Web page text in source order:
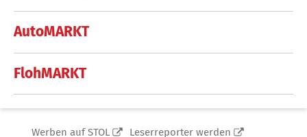
AutoMARKT
FlohMARKT
Werben auf STOL
Leserreporter werden